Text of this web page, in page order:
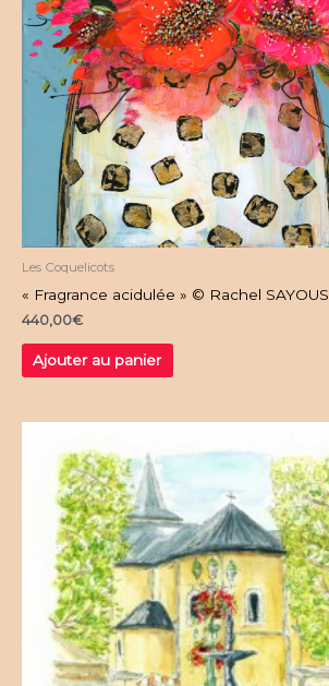
Les Coquelicots
« Fragrance acidulée » © Rachel SAYOUS
440,00€
Ajouter au panier